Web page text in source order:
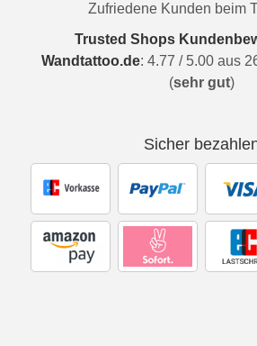
Zufriedene Kunden beim
Trusted Shops
Wandtattoo.de: 4.77 / 5.00 aus
(sehr gut)
Sicher